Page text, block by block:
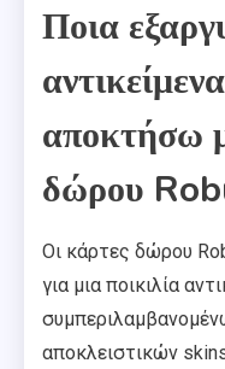
Ποια
αποκτήσω
δώρου
Οι κάρτες δώρου
για μια ποικιλία
αποκλειστικών